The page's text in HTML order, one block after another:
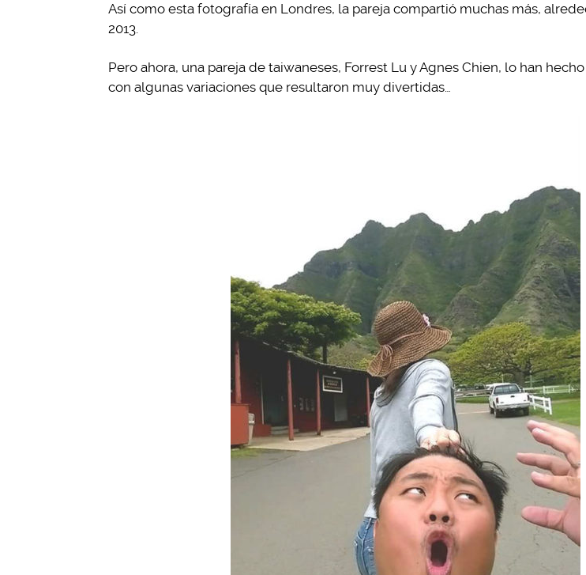
Así como esta fotografía en Londres, la pareja compartió muchas más,
2013.
Pero ahora, una pareja de taiwaneses, Forrest Lu y Agnes Chien, lo han
con algunas variaciones que resultaron muy divertidas…